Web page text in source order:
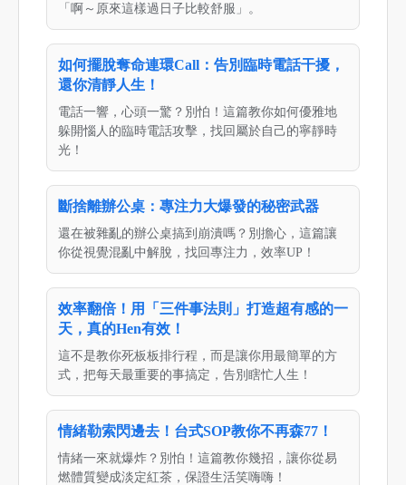
「啊～原來這樣過日子比較舒服」。
如何擺脫奪命連環Call：告別臨時電話干擾，
還你清靜人生！
電話一響，心頭一驚？別怕！這篇教你如何優雅地
躲開惱人的臨時電話攻擊，找回屬於自己的寧靜時
光！
斷捨離辦公桌：專注力大爆發的秘密武器
還在被雜亂的辦公桌搞到崩潰嗎？別擔心，這篇讓
你從視覺混亂中解脫，找回專注力，效率UP！
效率翻倍！用「三件事法則」打造超有感的一
天，真的Hen有效！
這不是教你死板板排行程，而是讓你用最簡單的方
式，把每天最重要的事搞定，告別瞎忙人生！
情緒勒索閃邊去！台式SOP教你不再森77！
情緒一來就爆炸？別怕！這篇教你幾招，讓你從易
燃體質變成淡定紅茶，保證生活笑嗨嗨！